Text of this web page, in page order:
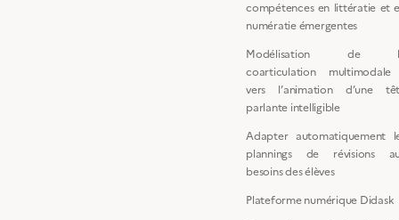
compétences en littératie et
numératie émergentes
Modélisation de
coarticulation
vers l’animation d’une
parlante intelligible
Adapter automatiquement
plannings de révisions
besoins des élèves
Plateforme numérique Didask